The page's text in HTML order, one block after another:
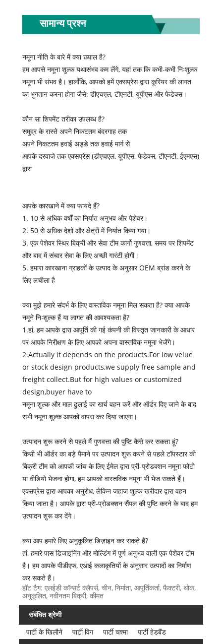
सामान्य प्रश्न
नमूना नीति के बारे में क्या ख्याल है?
हम आपसे नमूना शुल्क यथासंभव कम लेंगे, यहां तक ​​कि कभी-कभी निःशुल्क
नमूना भी संभव है। हालाँकि, आपको हमें एक्सप्रेस द्वारा कूरियर की लागत
का भुगतान करना होगा जैसे: डीएचएल, टीएनटी, यूपीएस और फेडेक्स।
कौन सा शिपमेंट तरीका उपलब्ध है?
समुद्र के रास्ते अपने निकटतम बंदरगाह तक
अपने निकटतम हवाई अड्डे तक हवाई मार्ग से
आपके दरवाजे तक एक्सप्रेस (डीएचएल, यूपीएस, फेडेक्स, टीएनटी, ईएमएस)
द्वारा
आपके कारखाने में क्या फायदे हैं?
1. 10 से अधिक वर्षों का निर्यात अनुभव और पेशेवर।
2. 50 से अधिक देशों और क्षेत्रों में निर्यात किया गया।
3. एक पेशेवर स्थिर बिक्री और सेवा टीम कार्गो गुणवत्ता, समय पर शिपमेंट
और बाद में संचार सेवा के लिए अच्छी गारंटी होगी।
5. हमारा कारखाना ग्राहकों के उत्पाद के अनुसार OEM ब्रांड करने के
लिए लचीला है
क्या मुझे हमारे संदर्भ के लिए वास्तविक नमूना मिल सकता है? क्या आपके
नमूने निःशुल्क हैं या लागत की आवश्यकता है?
1.हां, हम आपके द्वारा आपूर्ति की गई कंपनी की विस्तृत जानकारी के आधार
पर आपके निरीक्षण के लिए आपको अपना वास्तविक नमूना भेजेंगे।
2.Actually it depends on the products.For low velue
or stock design products,we supply free sample and
freight collect.But for high values or customized
design,buyer have to
नमूना शुल्क और माल ढुलाई का खर्च वहन करें और ऑर्डर दिए जाने के बाद
सभी नमूना शुल्क आपको वापस कर दिया जाएगा।
उत्पादन शुरू करने से पहले मैं गुणवत्ता की पुष्टि कैसे कर सकता हूं?
किसी भी ऑर्डर का बड़े पैमाने पर उत्पादन शुरू करने से पहले टॉपस्टार की
बिक्री टीम को आपकी जांच के लिए ईमेल द्वारा प्री-प्रोडक्शन नमूना फोटो
या वीडियो भेजना होगा, हम आपको वास्तविक नमूना भी भेज सकते हैं।
एक्सप्रेस द्वारा आपका अनुरोध, लेकिन जहाज शुल्क खरीदार द्वारा वहन
किया जाता है। आपके द्वारा प्री-प्रोडक्शन सैंपल की पुष्टि करने के बाद हम
उत्पादन शुरू कर देंगे।
क्या आप हमारे लिए अनुकूलित डिज़ाइन कर सकते हैं?
हां, हमारे पास डिजाइनिंग और मोल्डिंग में पूर्ण अनुभव वाली एक पेशेवर टीम
है। हम आपके पीडीएफ, एआई कलाकृतियों के अनुसार उत्पादों का निर्माण
कर सकते हैं।
हॉट टैग: एलईडी कॉन्सर्ट क्लैपर्स, चीन, निर्माता, आपूर्तिकर्ता, फैक्टरी, थोक,
अनुकूलित, नवीनतम बिक्री, कीमत
संबंधित श्रेणी
पार्टी के खिलौने
पार्टी विग पार्टी चश्मा
पार्टी हेडबैंड